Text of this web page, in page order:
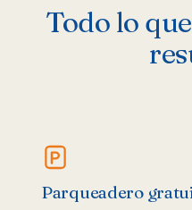
Todo lo
Parqueadero